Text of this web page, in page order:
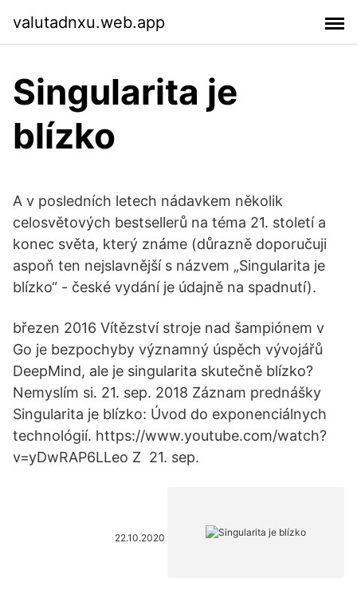
valutadnxu.web.app
Singularita je
blízko
A v posledních letech nádavkem několik
celosvětových bestsellerů na téma 21. století a
konec světa, který známe (důrazně doporučuji
aspoň ten nejslavnější s názvem „Singularita je
blízko“ - české vydání je údajně na spadnutí).
březen 2016 Vítězství stroje nad šampiónem v
Go je bezpochyby významný úspěch vývojářů
DeepMind, ale je singularita skutečně blízko?
Nemyslím si. 21. sep. 2018 Záznam prednášky
Singularita je blízko: Úvod do exponenciálnych
technológií. https://www.youtube.com/watch?
v=yDwRAP6LLeo Z 21. sep.
22.10.2020